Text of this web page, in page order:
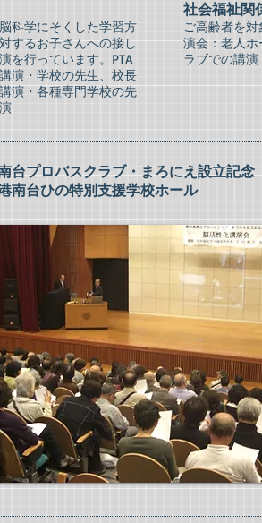
科学にそくした学習方
するお子さんへの接し
を行っています。PTA
演・学校の先生、校長
演・各種専門学校の先
社会福祉関
ご高齢者を
演会：老人
ラブでの講演
台プロバスクラブ・まろにえ設立記
南台ひの特別支援学校ホール